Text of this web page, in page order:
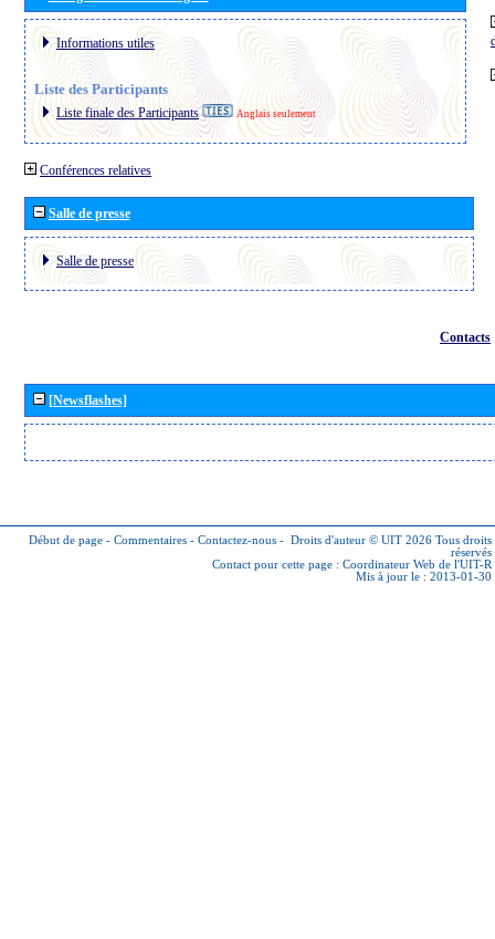
Informations utiles
Liste des Participants
Liste finale des Participants Anglais seulement
Conférences relatives
Salle de presse
Salle de presse
Contacts
[Newsflashes]
Début de page - Commentaires - Contactez-nous - Droits d'auteur © UIT 2026 Tous droits
réservés
Contact pour cette page : Coordinateur Web de l'UIT-R
Mis à jour le : 2013-01-30